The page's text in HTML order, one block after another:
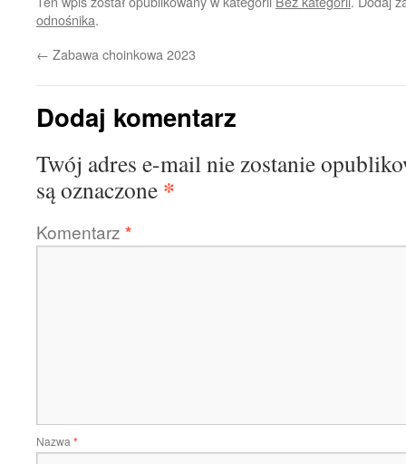
odnośnika.
← Zabawa choinkowa 2023
Dodaj komentarz
Twój adres e-mail nie zostanie
są oznaczone *
Komentarz *
Nazwa *